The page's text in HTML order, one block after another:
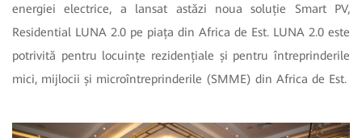
energiei electrice, a lansat astăzi noua soluție Smart PV,
Residential LUNA 2.0 pe piața din Africa de Est. LUNA 2.0 este
potrivită pentru locuințe rezidențiale și pentru întreprinderile
mici, mijlocii și microîntreprinderile (SMME) din Africa de Est.